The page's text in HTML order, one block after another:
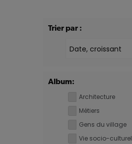
Trier par :
Album:
Architecture
Métiers
Gens du village
Vie socio-